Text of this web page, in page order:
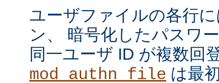
ユーザファイルの各行
ン、 暗号化したパスワ
同一ユーザ ID が複数回
mod_authn_file は最